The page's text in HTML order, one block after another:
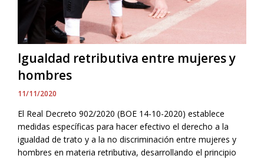
Igualdad retributiva entre mujeres y
hombres
11/11/2020
El Real Decreto 902/2020 (BOE 14-10-2020) establece
medidas específicas para hacer efectivo el derecho a la
igualdad de trato y a la no discriminación entre mujeres y
hombres en materia retributiva, desarrollando el principio